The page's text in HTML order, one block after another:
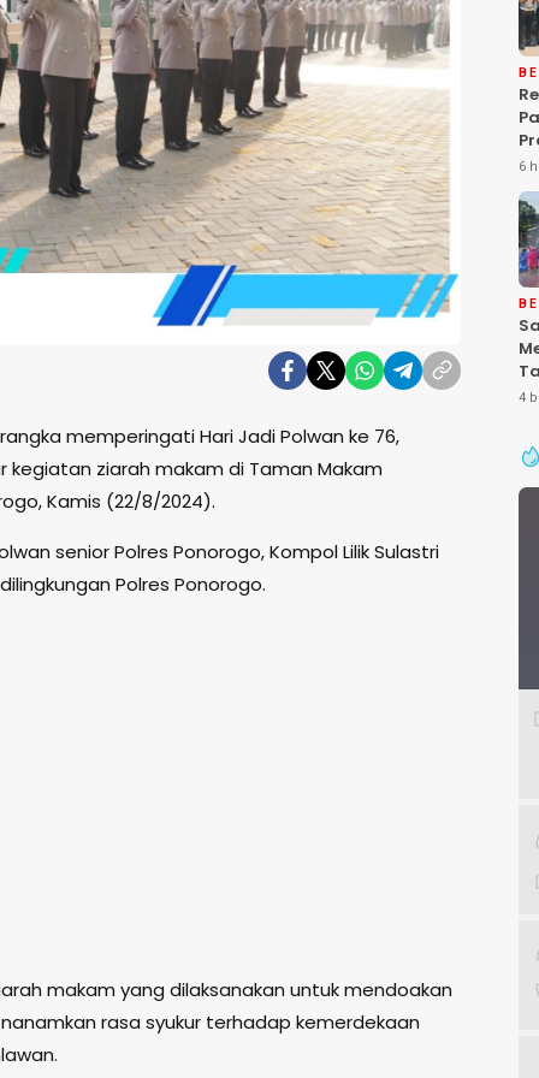
memperingati Hari Jadi Polwan ke 76,
kegiatan ziarah makam di Taman Makam
Kamis (22/8/2024).
senior Polres Ponorogo, Kompol Lilik Sulastri
Polres Ponorogo.
makam yang dilaksanakan untuk mendoakan
rasa syukur terhadap kemerdekaan
6
4